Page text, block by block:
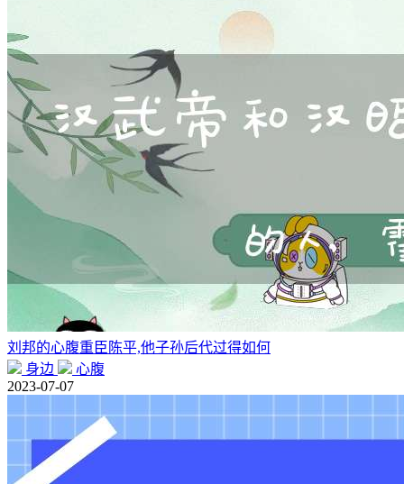
刘邦的心腹重臣陈平,他子孙后代过得如何
身边
心腹
2023-07-07